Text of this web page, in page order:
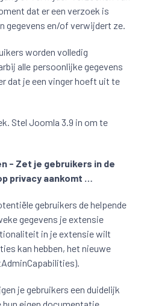
dat er een verzoek is
gegevens en/of verwijdert ze.
worden volledig
alle persoonlijke gegevens
dat je een vinger hoeft uit te
Stel Joomla 3.9 in om te
- Zet je gebruikers in de
privacy aankomt …
gebruikers de helpende
gegevens je extensie
in je extensie wilt
kan hebben, het nieuwe
je gebruikers een duidelijk